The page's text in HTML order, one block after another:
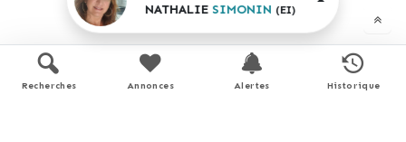
Plans
NATHALIE SIMONIN (EI)
Recherches Annonces Alertes Historique